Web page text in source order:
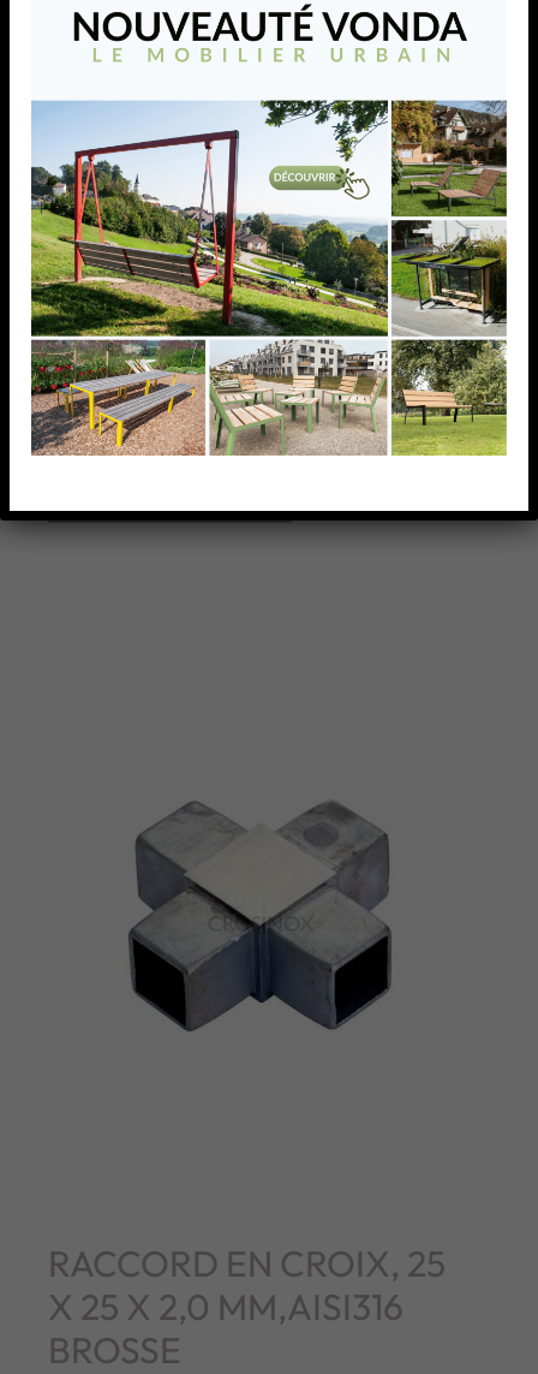
RACCORD DROIT, 40 X
40 X 2,0 MM,AISI316
BROSSE
RACCORD DROIT, 40 X 40 X 2,0 MM,AISI316 BROSSE
RACCORD EN CROIX, 25
X 25 X 2,0 MM,AISI316
BROSSE